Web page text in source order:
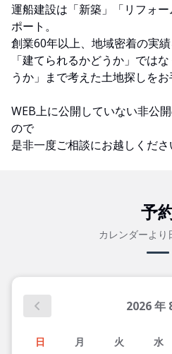
運船建設は「新築」「リフォ
ポート。
創業60年以上、地域密着の実
「建てられるかどうか」では
うか」まで考えた土地探しをお
WEB上に公開していない非公
ので
是非一度ご相談にお越しくださ
予
カレンダーより
2026年
日 月 火 水